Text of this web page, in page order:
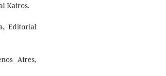
Kairos.
Editorial
Aires,